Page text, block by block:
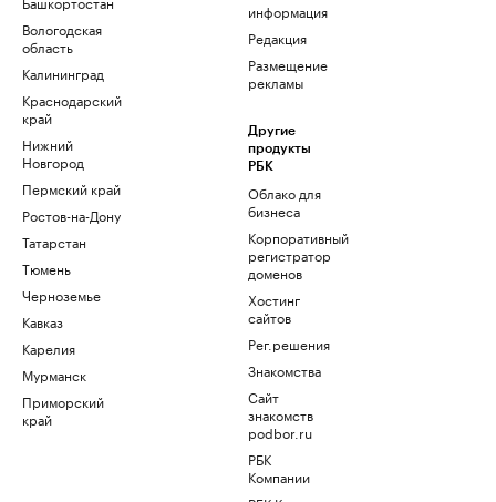
Вологодская
область
Калининград
Краснодарский
край
Нижний
Новгород
Пермский край
Ростов-на-Дону
Татарстан
Тюмень
Черноземье
Кавказ
Карелия
Мурманск
Приморский
край
информация
Редакция
Размещение
рекламы
Другие
продукты
РБК
Облако для
бизнеса
Корпоративный
регистратор
доменов
Хостинг
сайтов
Рег.решения
Знакомства
Сайт
знакомств
podbor.ru
РБК
Компании